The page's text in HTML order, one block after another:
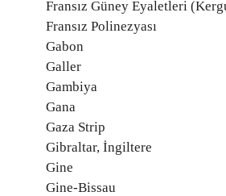
Fransız Güney Eyaletleri
Fransız Polinezyası
Gabon
Galler
Gambiya
Gana
Gaza Strip
Gibraltar, İngiltere
Gine
Gine-Bissau